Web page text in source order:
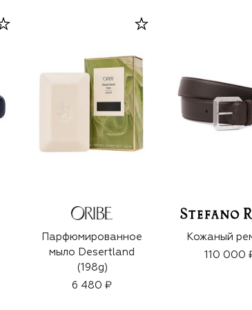
Парфюмированное
мыло Desertland
(198g)
6 480 ₽
Кожаный
110 000